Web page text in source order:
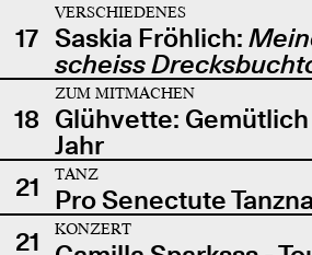
17
VERSCHIEDENES
Saskia Fröhlich:
scheiss
18
ZUM MITMACHEN
Glühvette:
Jahr
21
TANZ
Pro Senectute
21
KONZERT